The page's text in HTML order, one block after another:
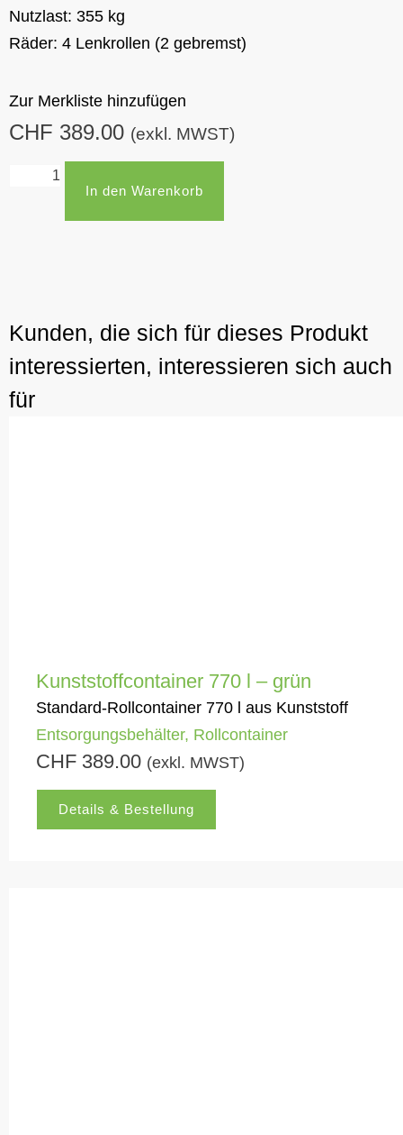
Nutzlast: 355 kg
Räder: 4 Lenkrollen (2 gebremst)
Zur Merkliste hinzufügen
CHF 389.00 (exkl. MWST)
In den Warenkorb
Kunden, die sich für dieses Produkt
interessierten, interessieren sich auch
für
Kunststoffcontainer 770 l – grün
Standard-Rollcontainer 770 l aus Kunststoff
Entsorgungsbehälter, Rollcontainer
CHF 389.00 (exkl. MWST)
Details & Bestellung